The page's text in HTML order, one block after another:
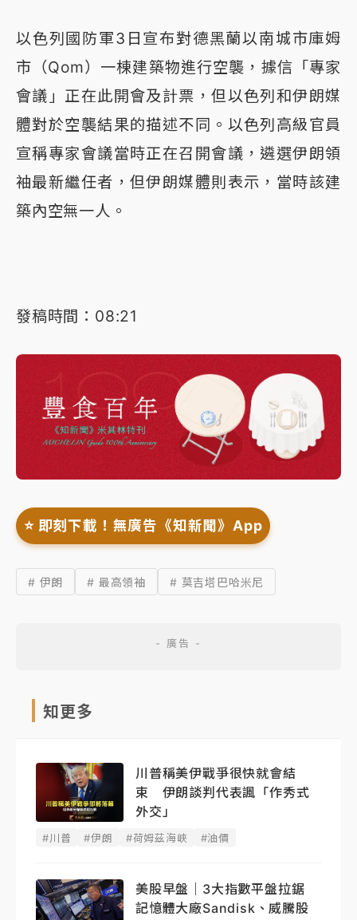
以色列國防軍3日宣布對德黑蘭以南城市庫姆
市（Qom）一棟建築物進行空襲，據信「專家
會議」正在此開會及計票，但以色列和伊朗媒
體對於空襲結果的描述不同。以色列高級官員
宣稱專家會議當時正在召開會議，遴選伊朗領
袖最新繼任者，但伊朗媒體則表示，當時該建
築內空無一人。
發稿時間：08:21
⭐️ 即刻下載！無廣告《知新聞》App
# 伊朗 # 最高領袖 # 莫吉塔巴哈米尼
知更多
川普稱美伊戰爭很快就會結
束 伊朗談判代表諷「作秀式
外交」
#川普 #伊朗 #荷姆茲海峽 #油價
美股早盤｜3大指數平盤拉鋸
記憶體大廠Sandisk、威騰股